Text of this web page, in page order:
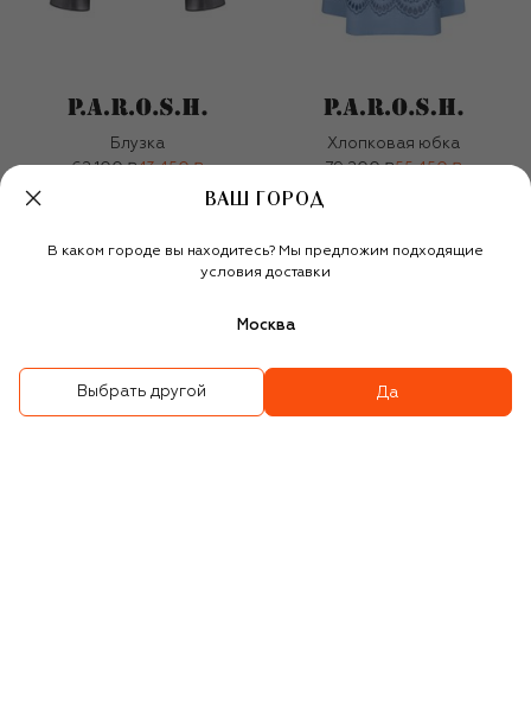
Блузка
62 100 ₽43 450 ₽
Хлопковая юбка
79 200 ₽55 450 ₽
ВАШ ГОРОД
В каком городе вы находитесь? Мы предложим подходящие
условия доставки
Москва
Выбрать другой Да